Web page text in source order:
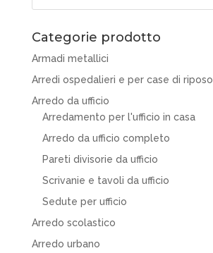
Categorie prodotto
Armadi metallici
Arredi ospedalieri e per case di riposo
Arredo da ufficio
Arredamento per l'ufficio in casa
Arredo da ufficio completo
Pareti divisorie da ufficio
Scrivanie e tavoli da ufficio
Sedute per ufficio
Arredo scolastico
Arredo urbano